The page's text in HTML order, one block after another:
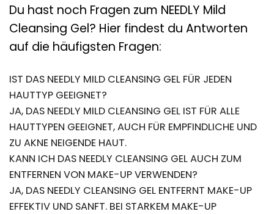
Du hast noch Fragen zum NEEDLY Mild
Cleansing Gel? Hier findest du Antworten
auf die häufigsten Fragen:
IST DAS NEEDLY MILD CLEANSING GEL FÜR JEDEN
HAUTTYP GEEIGNET?
JA, DAS NEEDLY MILD CLEANSING GEL IST FÜR ALLE
HAUTTYPEN GEEIGNET, AUCH FÜR EMPFINDLICHE UND
ZU AKNE NEIGENDE HAUT.
KANN ICH DAS NEEDLY CLEANSING GEL AUCH ZUM
ENTFERNEN VON MAKE-UP VERWENDEN?
JA, DAS NEEDLY CLEANSING GEL ENTFERNT MAKE-UP
EFFEKTIV UND SANFT. BEI STARKEM MAKE-UP